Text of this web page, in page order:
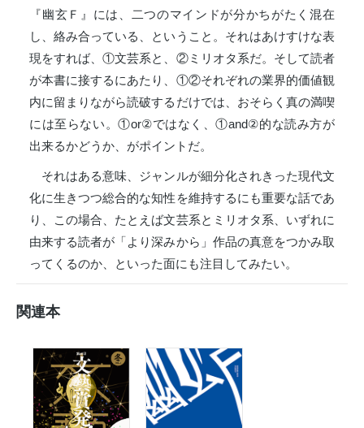
『幽玄Ｆ』には、二つのマインドが分かちがたく混在
し、絡み合っている、ということ。それはあけすけな表
現をすれば、①文芸系と、②ミリオタ系だ。そして読者
が本書に接するにあたり、①②それぞれの業界的価値観
内に留まりながら読破するだけでは、おそらく真の満喫
には至らない。①or②ではなく、①and②的な読み方が
出来るかどうか、がポイントだ。
それはある意味、ジャンルが細分化されきった現代文
化に生きつつ総合的な知性を維持するにも重要な話であ
り、この場合、たとえば文芸系とミリオタ系、いずれに
由来する読者が「より深みから」作品の真意をつかみ取
ってくるのか、といった面にも注目してみたい。
関連本